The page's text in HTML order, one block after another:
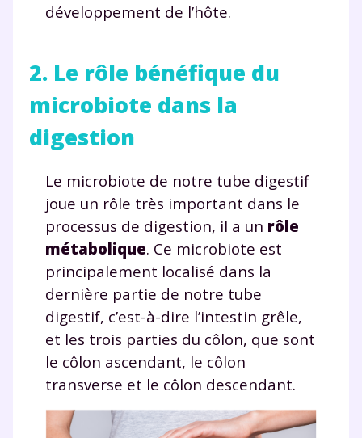
développement de l’hôte.
2. Le rôle bénéfique du
microbiote dans la
digestion
Le microbiote de notre tube digestif
joue un rôle très important dans le
processus de digestion, il a un rôle
métabolique. Ce microbiote est
principalement localisé dans la
dernière partie de notre tube
digestif, c’est-à-dire l’intestin grêle,
et les trois parties du côlon, que sont
le côlon ascendant, le côlon
transverse et le côlon descendant.